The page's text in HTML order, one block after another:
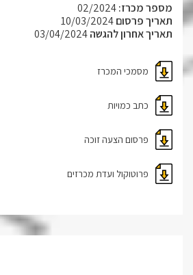
מספר מכרז:02/2024
תאריך פרסום10/03/2024
תאריך אחרון להגשה03/04/2024
מסמכי המכרז
כתב כמויות
פרסום הצעה זוכה
פרוטוקול ועדת מכרזים